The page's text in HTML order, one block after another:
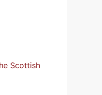
Scottish